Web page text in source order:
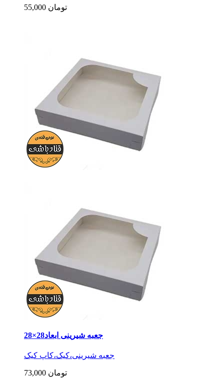
55,000 تومان
جعبه شیرینی ابعاد28×28
جعبه شیرینی،کیک،کاپ کیک
73,000 تومان